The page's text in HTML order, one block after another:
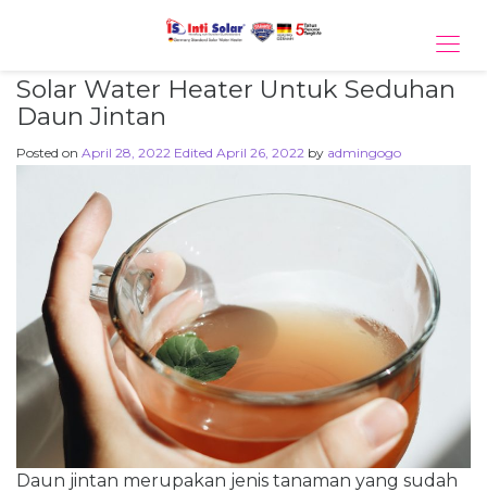
Solar Water Heater Untuk Seduhan
Daun Jintan
Posted on April 28, 2022 Edited April 26, 2022 by admingogo
Daun jintan merupakan jenis tanaman yang sudah